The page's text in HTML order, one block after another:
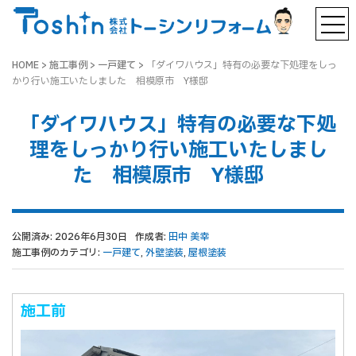
HOME > 施工事例 > 一戸建て >
「ダイワハウス」特有の必要な下処理をしっ
かり行い施工いたしました 相模原市 Y様邸
「ダイワハウス」特有の必要な下処
理をしっかり行い施工いたしまし
た 相模原市 Y様邸
公開済み: 2026年6月30日 作成者: 田中 美幸
施工事例のカテゴリ: 一戸建て, 外壁塗装, 屋根塗装
施工前